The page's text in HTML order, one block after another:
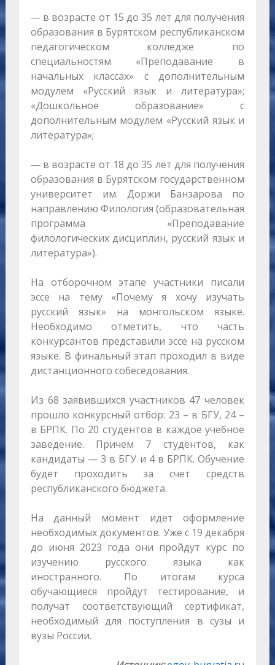
— в возрасте от 15 до 35 лет для получения
образования в Бурятском республиканском
педагогическом колледже по
специальностям «Преподавание в
начальных классах» с дополнительным
модулем «Русский язык и литература»;
«Дошкольное образование» с
дополнительным модулем «Русский язык и
литература»;
— в возрасте от 18 до 35 лет для получения
образования в Бурятском государственном
университет им. Доржи Банзарова по
направлению Филология (образовательная
программа «Преподавание
филологических дисциплин, русский язык и
литература»).
На отборочном этапе участники писали
эссе на тему «Почему я хочу изучать
русский язык» на монгольском языке.
Необходимо отметить, что часть
конкурсантов представили эссе на русском
языке. В финальный этап проходил в виде
дистанционного собеседования.
Из 68 заявившихся участников 47 человек
прошло конкурсный отбор: 23 – в БГУ, 24 –
в БРПК. По 20 студентов в каждое учебное
заведение. Причем 7 студентов, как
кандидаты — 3 в БГУ и 4 в БРПК. Обучение
будет проходить за счет средств
республиканского бюджета.
На данный момент идет оформление
необходимых документов. Уже с 19 декабря
до июня 2023 года они пройдут курс по
изучению русского языка как
иностранного. По итогам курса
обучающиеся пройдут тестирование, и
получат соответствующий сертификат,
необходимый для поступления в сузы и
вузы России.